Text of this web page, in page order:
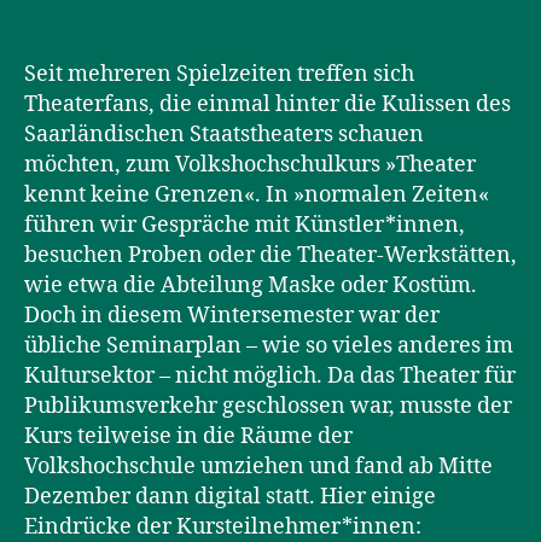
Seit mehreren Spielzeiten treffen sich
Theaterfans, die einmal hinter die Kulissen des
Saarländischen Staatstheaters schauen
möchten, zum Volkshochschulkurs »Theater
kennt keine Grenzen«. In »normalen Zeiten«
führen wir Gespräche mit Künstler*innen,
besuchen Proben oder die Theater-Werkstätten,
wie etwa die Abteilung Maske oder Kostüm.
Doch in diesem Wintersemester war der
übliche Seminarplan – wie so vieles anderes im
Kultursektor – nicht möglich. Da das Theater für
Publikumsverkehr geschlossen war, musste der
Kurs teilweise in die Räume der
Volkshochschule umziehen und fand ab Mitte
Dezember dann digital statt. Hier einige
Eindrücke der Kursteilnehmer*innen: